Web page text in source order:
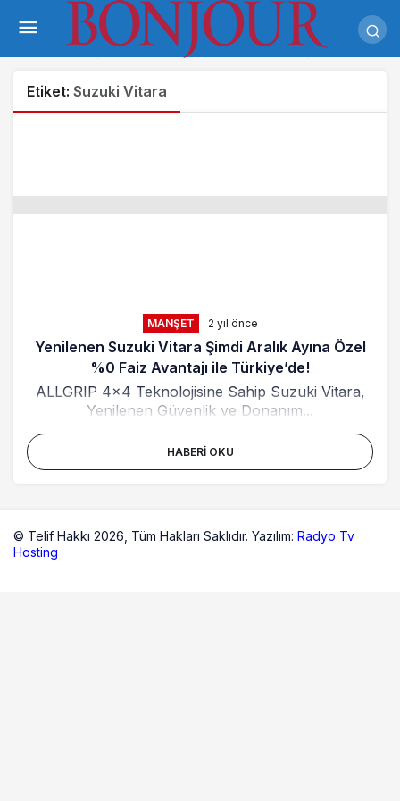
Etiket: Suzuki Vitara
MANŞET 2 yıl önce
Yenilenen Suzuki Vitara Şimdi Aralık Ayına Özel
%0 Faiz Avantajı ile Türkiye’de!
ALLGRIP 4x4 Teknolojisine Sahip Suzuki Vitara,
Yenilenen Güvenlik ve Donanım...
HABERI OKU
© Telif Hakkı 2026, Tüm Hakları Saklıdır. Yazılım: Radyo Tv
Hosting